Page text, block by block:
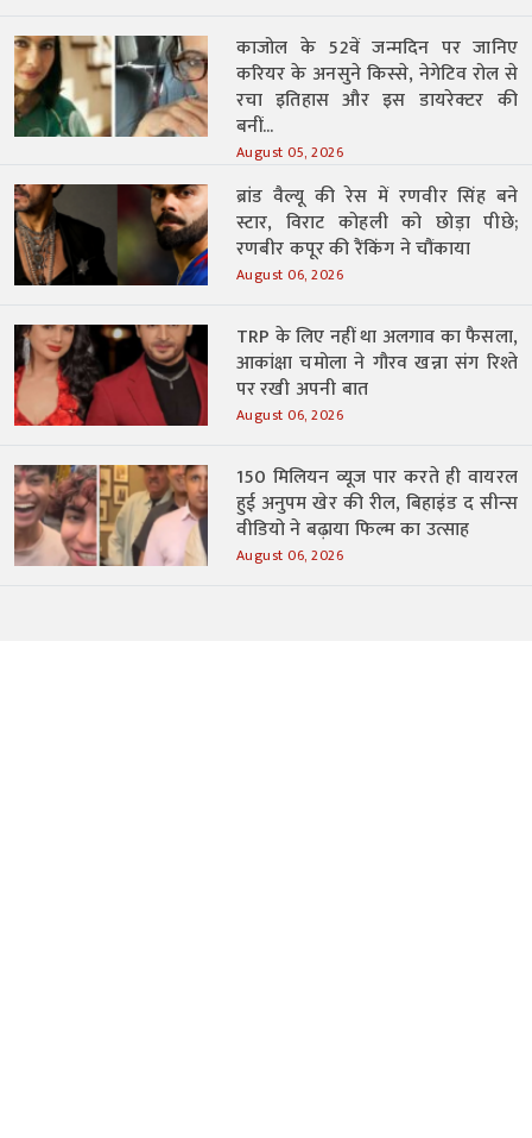
ब्रांड वैल्यू की रेस में रणवीर सिंह बने
स्टार, विराट कोहली को छोड़ा पीछे;
रणबीर कपूर की रैंकिंग ने चौंकाया
August 06, 2026
TRP के लिए नहीं था अलगाव का फैसला,
आकांक्षा चमोला ने गौरव खन्ना संग रिश्ते
पर रखी अपनी बात
August 06, 2026
150 मिलियन व्यूज पार करते ही वायरल
हुई अनुपम खेर की रील, बिहाइंड द सीन्स
वीडियो ने बढ़ाया फिल्म का उत्साह
August 06, 2026
काजोल के 52वें जन्मदिन पर जानिए
करियर के अनसुने किस्से, नेगेटिव रोल से
रचा इतिहास और इस डायरेक्टर की
बनीं...
August 05, 2026